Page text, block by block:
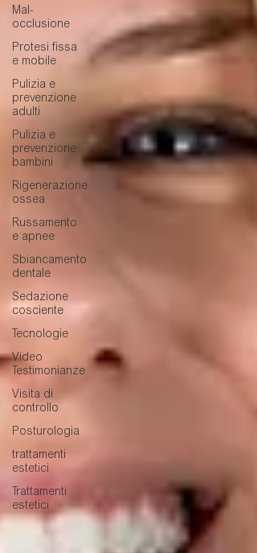
Mal-
occlusione
Protesi fissa
e mobile
Pulizia e
prevenzione
adulti
Pulizia e
prevenzione
bambini
Rigenerazione
ossea
Russamento
e apnee
Sbiancamento
dentale
Sedazione
cosciente
Tecnologie
Video
Testimonianze
Visita di
controllo
Posturologia
trattamenti
estetici
Trattamenti
estetici